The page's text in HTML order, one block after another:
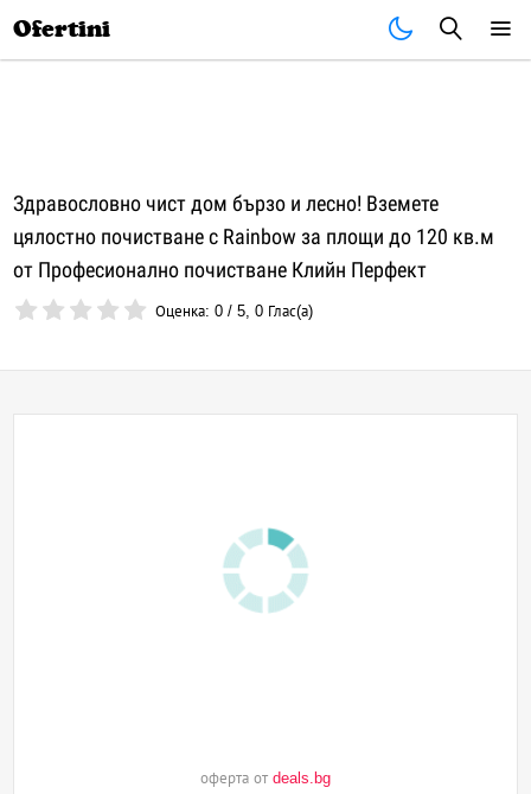
Ofertini
Здравословно чист дом бързо и лесно! Вземете
цялостно почистване с Rainbow за площи до 120 кв.м
от Професионално почистване Клийн Перфект
Оценка:0 /5,0 Глас(а)
оферта от deals.bg